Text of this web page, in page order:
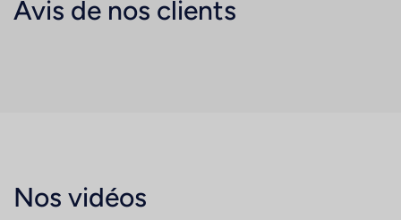
Avis de nos clients
Nos vidéos